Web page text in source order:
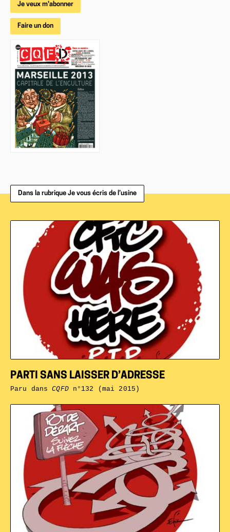
Je veux m'abonner
Faire un don
Dans la rubrique Je vous écris de l’usine
PARTI SANS LAISSER D’ADRESSE
Paru dansCQFDn°132 (mai 2015)